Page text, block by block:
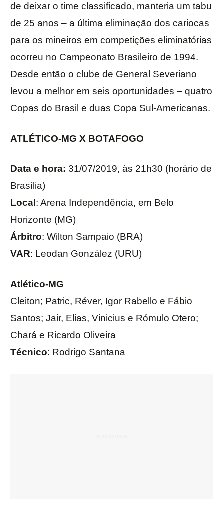
de deixar o time classificado, manteria um tabu
de 25 anos – a última eliminação dos cariocas
para os mineiros em competições eliminatórias
ocorreu no Campeonato Brasileiro de 1994.
Desde então o clube de General Severiano
levou a melhor em seis oportunidades – quatro
Copas do Brasil e duas Copa Sul-Americanas.
ATLÉTICO-MG X BOTAFOGO
Data e hora: 31/07/2019, às 21h30 (horário de
Brasília)
Local : Arena Independência, em Belo
Horizonte (MG)
Árbitro: Wilton Sampaio (BRA)
VAR: Leodan González (URU)
Atlético-MG
Cleiton; Patric, Réver, Igor Rabello e Fábio
Santos; Jair, Elias, Vinicius e Rómulo Otero;
Chará e Ricardo Oliveira
Técnico: Rodrigo Santana